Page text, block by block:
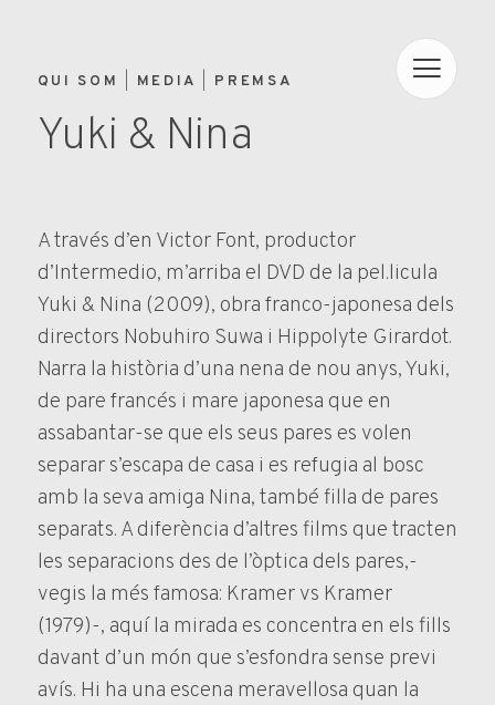
QUI SOM MEDIA PREMSA
Yuki & Nina
A través d’en Victor Font, productor
d’Intermedio, m’arriba el DVD de la pel.licula
Yuki & Nina (2009), obra franco-japonesa dels
directors Nobuhiro Suwa i Hippolyte Girardot.
Narra la història d’una nena de nou anys, Yuki,
de pare francés i mare japonesa que en
assabantar-se que els seus pares es volen
separar s’escapa de casa i es refugia al bosc
amb la seva amiga Nina, també filla de pares
separats. A diferència d’altres films que tracten
les separacions des de l’òptica dels pares,-
vegis la més famosa: Kramer vs Kramer
(1979)-, aquí la mirada es concentra en els fills
davant d’un món que s’esfondra sense previ
avís. Hi ha una escena meravellosa quan la